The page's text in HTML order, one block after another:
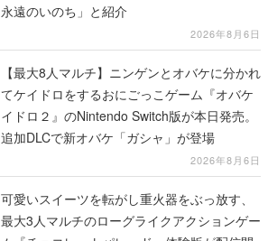
永遠のいのち」と紹介
2026年8月6日
【最大8人マルチ】ニンゲンとオバケに分かれ
てケイドロをするおにごっこゲーム『オバケ
イドロ２』のNintendo Switch版が本日発売。
追加DLCで新オバケ「ガシャ」が登場
2026年8月6日
可愛いスイーツを転がし重火器をぶっ放す、
最大3人マルチのローグライクアクションゲー